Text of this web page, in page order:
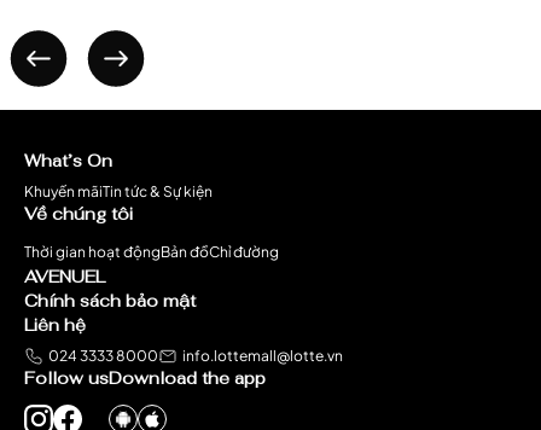
What’s On
Khuyến mãiTin tức & Sự kiện
Về chúng tôi
Thời gian hoạt độngBản đồChỉ đường
AVENUEL
Chính sách bảo mật
Liên hệ
024 3333 8000 info.lottemall@lotte.vn
Follow usDownload the app